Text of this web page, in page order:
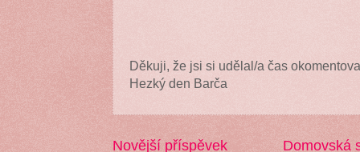
Děkuji, že jsi si udělal/a čas
Hezký den Barča
Novější příspěvek Domovská